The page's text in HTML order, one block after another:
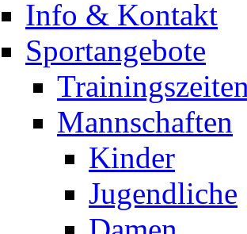
Info & Kontakt
Sportangebote
Mannschaften
Kinder
Jugendliche